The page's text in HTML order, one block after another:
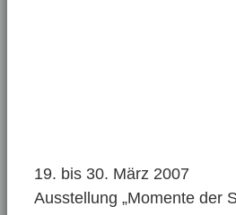
19. bis 30. März 2007
Ausstellung „Momente der